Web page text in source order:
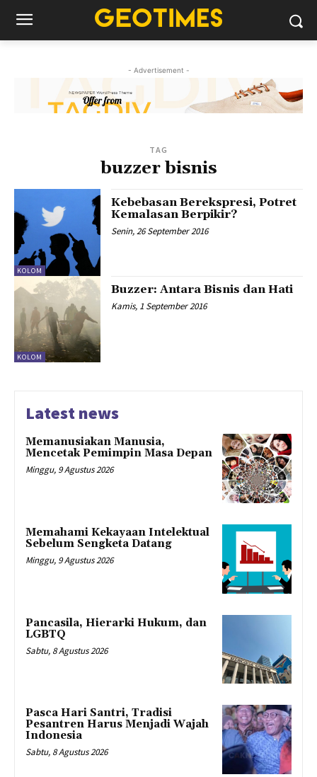
- Advertisement -
TAG
buzzer bisnis
KOLOM
Kebebasan Berekspresi, Potret
Kemalasan Berpikir?
Senin, 26 September 2016
KOLOM
Buzzer: Antara Bisnis dan Hati
Kamis, 1 September 2016
Latest news
Memanusiakan Manusia,
Mencetak Pemimpin Masa Depan
Minggu, 9 Agustus 2026
Memahami Kekayaan Intelektual
Sebelum Sengketa Datang
Minggu, 9 Agustus 2026
Pancasila, Hierarki Hukum, dan
LGBTQ
Sabtu, 8 Agustus 2026
Pasca Hari Santri, Tradisi
Pesantren Harus Menjadi Wajah
Indonesia
Sabtu, 8 Agustus 2026